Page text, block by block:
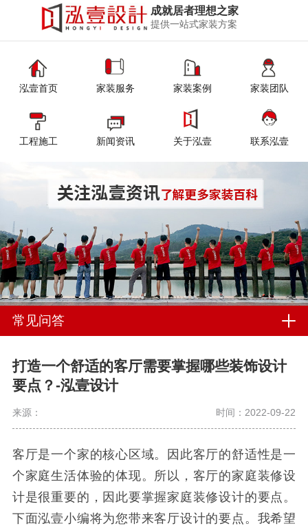
成就居者理想之家
提供一站式家装方案
泓壹首页 家装服务 家装案例 家装团队
工程施工 新闻资讯 关于泓壹 联系泓壹
常见问答
打造一个舒适的客厅需要掌握哪些装饰设计
要点？-泓壹设计
来源： 时间：2022-09-22
客厅是一个家的核心区域。因此客厅的舒适性是一
个家庭生活体验的体现。所以，客厅的家庭装修设
计是很重要的，因此要掌握家庭装修设计的要点。
下面泓壹小编将为您带来客厅设计的要点。我希望